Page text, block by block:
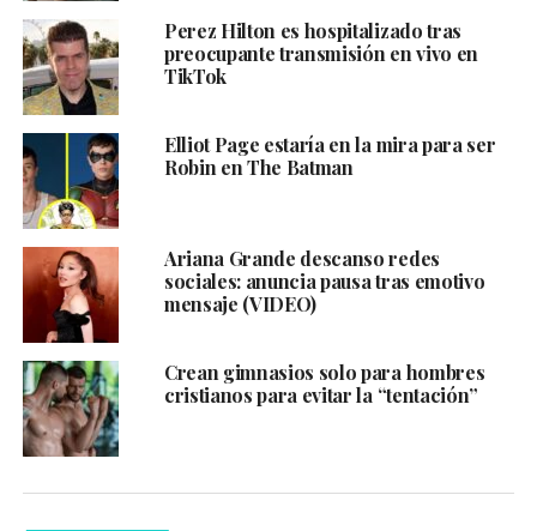
Perez Hilton es hospitalizado tras
preocupante transmisión en vivo en
TikTok
Elliot Page estaría en la mira para ser
Robin en The Batman
Ariana Grande descanso redes
sociales: anuncia pausa tras emotivo
mensaje (VIDEO)
Crean gimnasios solo para hombres
cristianos para evitar la “tentación”